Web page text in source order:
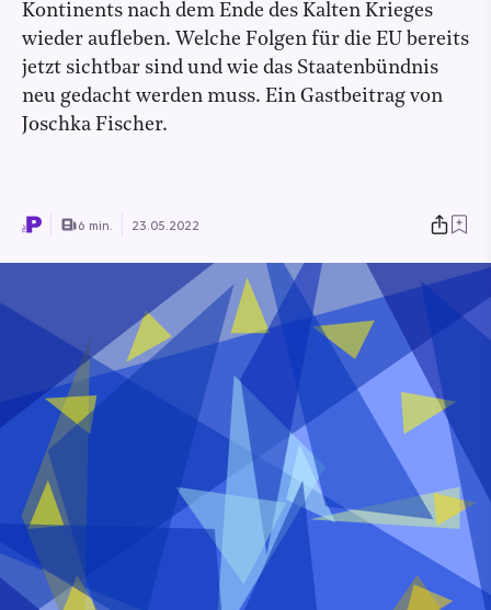
Kontinents nach dem Ende des Kalten Krieges
wieder aufleben. Welche Folgen für die EU bereits
jetzt sichtbar sind und wie das Staatenbündnis
neu gedacht werden muss. Ein Gastbeitrag von
Joschka Fischer.
6 min. 23.05.2022